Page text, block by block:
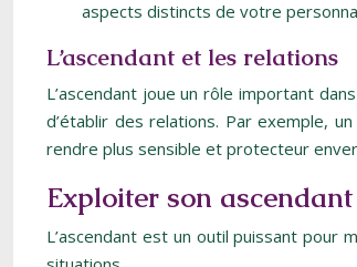
aspects distincts de votre
L’ascendant et les relations
L’ascendant joue un rôle important
d’établir des relations. Par exemple,
rendre plus sensible et protecteur
Exploiter son
L’ascendant est un outil puissant